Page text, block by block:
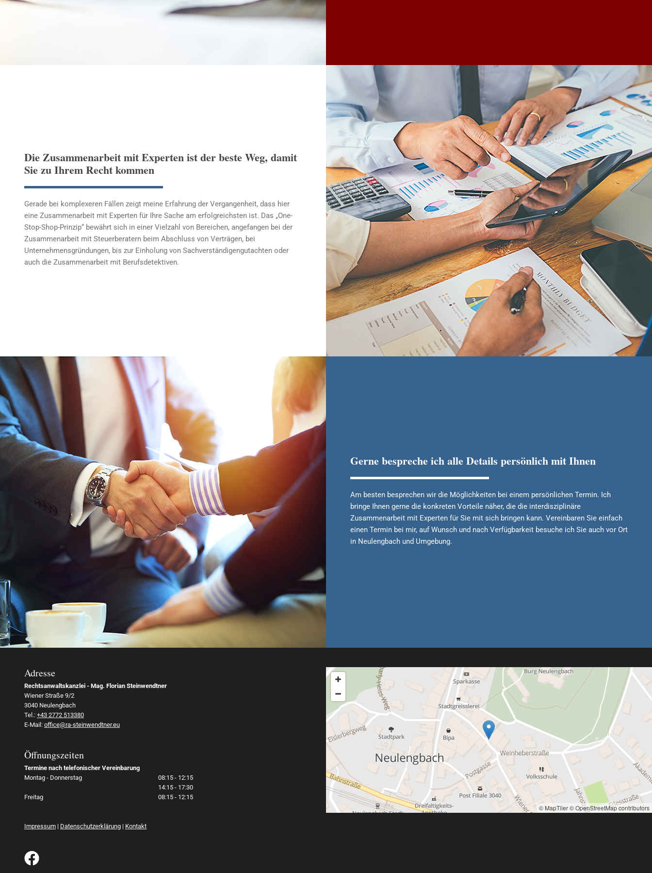
Die Zusammenarbeit mit Experten ist der beste Weg, damit
Sie zu Ihrem Recht kommen
Gerade bei komplexeren Fällen zeigt meine Erfahrung der Vergangenheit, dass hier
eine Zusammenarbeit mit Experten für Ihre Sache am erfolgreichsten ist. Das „One-
Stop-Shop-Prinzip“ bewährt sich in einer Vielzahl von Bereichen, angefangen bei der
Zusammenarbeit mit Steuerberatern beim Abschluss von Verträgen, bei
Unternehmensgründungen, bis zur Einholung von Sachverständigengutachten oder
auch die Zusammenarbeit mit Berufsdetektiven.
Gerne bespreche ich alle Details persönlich mit Ihnen
Am besten besprechen wir die Möglichkeiten bei einem persönlichen Termin. Ich
bringe Ihnen gerne die konkreten Vorteile näher, die die interdisziplinäre
Zusammenarbeit mit Experten für Sie mit sich bringen kann. Vereinbaren Sie einfach
einen Termin bei mir, auf Wunsch und nach Verfügbarkeit besuche ich Sie auch vor Ort
in Neulengbach und Umgebung.
Adresse
Rechtsanwaltskanzlei - Mag. Florian Steinwendtner
Wiener Straße 9/2
3040 Neulengbach
Tel.: +43 2772 513380
E-Mail: office@ra-steinwendtner.eu
Öffnungszeiten
Termine nach telefonischer Vereinbarung
Montag - Donnerstag
08:15 - 12:15
14:15 - 17:30
Freitag
08:15 - 12:15
Impressum | Datenschutzerklärung | Kontakt
© MapTiler© OpenStreetMap contributors